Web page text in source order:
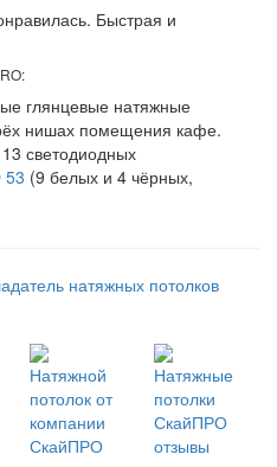
Быстрая и
глянцевые натяжные
нишах помещения кафе.
светодиодных
53 (9 белых и 4 чёрных,